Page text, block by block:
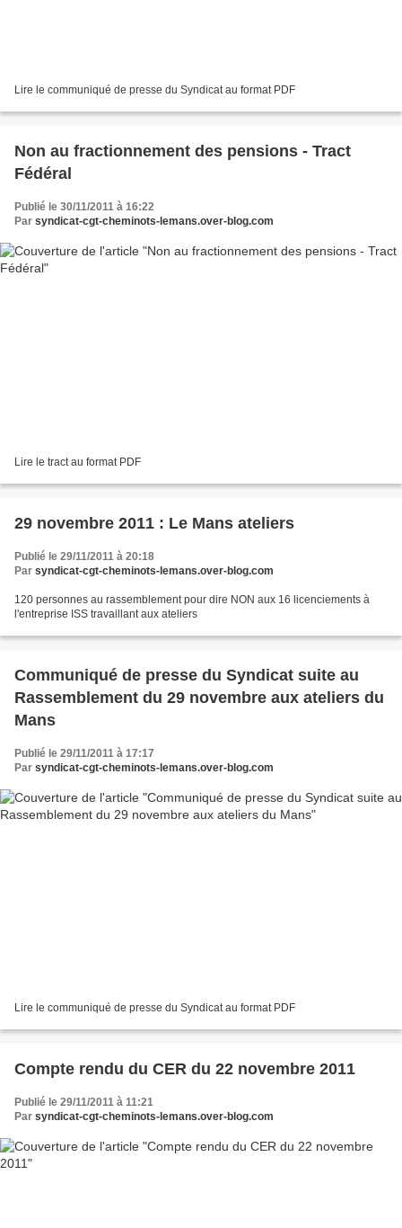
Lire le communiqué de presse du Syndicat au format PDF
Non au fractionnement des pensions - Tract
Fédéral
Publié le 30/11/2011 à 16:22
Par syndicat-cgt-cheminots-lemans.over-blog.com
Lire le tract au format PDF
29 novembre 2011 : Le Mans ateliers
Publié le 29/11/2011 à 20:18
Par syndicat-cgt-cheminots-lemans.over-blog.com
120 personnes au rassemblement pour dire NON aux 16 licenciements à
l'entreprise ISS travaillant aux ateliers
Communiqué de presse du Syndicat suite au
Rassemblement du 29 novembre aux ateliers du
Mans
Publié le 29/11/2011 à 17:17
Par syndicat-cgt-cheminots-lemans.over-blog.com
Lire le communiqué de presse du Syndicat au format PDF
Compte rendu du CER du 22 novembre 2011
Publié le 29/11/2011 à 11:21
Par syndicat-cgt-cheminots-lemans.over-blog.com